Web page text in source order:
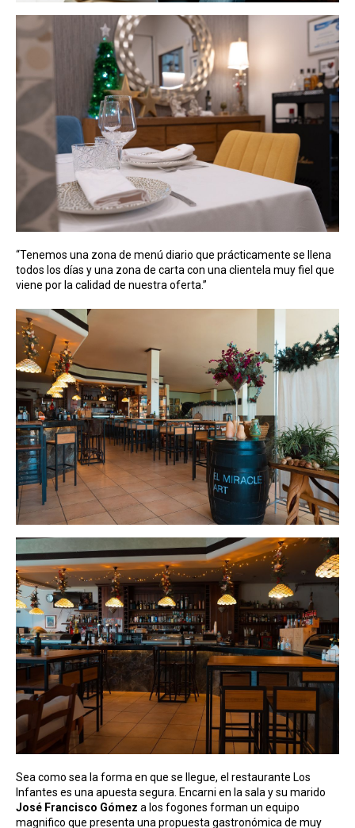
“Tenemos una zona de menú diario que prácticamente se llena
todos los días y una zona de carta con una clientela muy fiel que
viene por la calidad de nuestra oferta.”
Sea como sea la forma en que se llegue, el restaurante Los
Infantes es una apuesta segura. Encarni en la sala y su marido
José Francisco Gómez a los fogones forman un equipo
magnifico que presenta una propuesta gastronómica de muy